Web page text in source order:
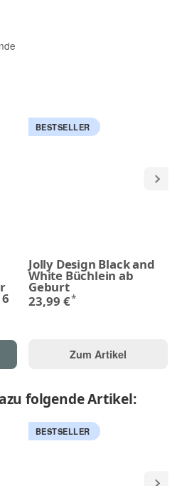
BESTSELLER
Jolly Design Black and
White Büchlein ab
Geburt
23,99 €*
Zum Artikel
folgende Artikel:
BESTSELLER